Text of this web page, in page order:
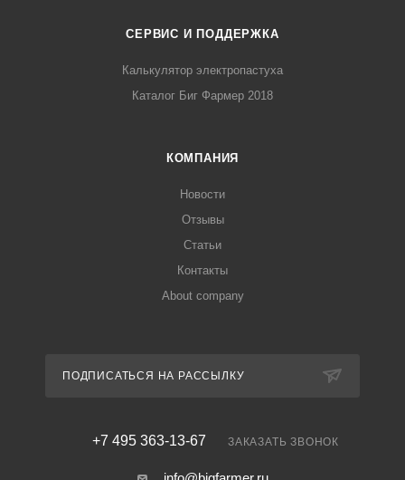
СЕРВИС И ПОДДЕРЖКА
Калькулятор электропастуха
Каталог Биг Фармер 2018
КОМПАНИЯ
Новости
Отзывы
Статьи
Контакты
About company
ПОДПИСАТЬСЯ НА РАССЫЛКУ
+7 495 363-13-67 ЗАКАЗАТЬ ЗВОНОК